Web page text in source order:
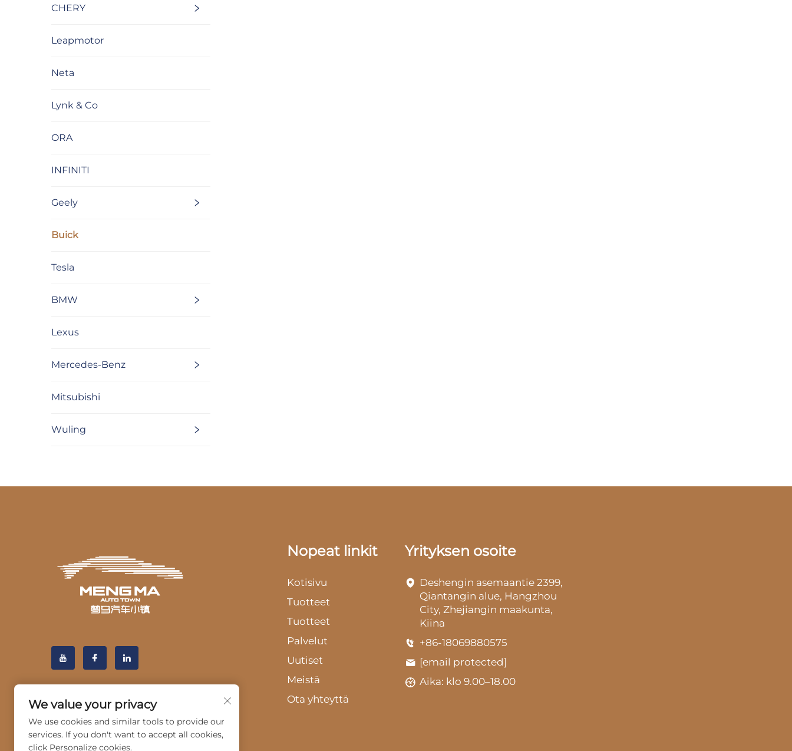
CHERY
Leapmotor
Neta
Lynk & Co
ORA
INFINITI
Geely
Buick
Tesla
BMW
Lexus
Mercedes-Benz
Mitsubishi
Wuling
Nopeat linkit
Kotisivu
Tuotteet
Tuotteet
Palvelut
Uutiset
Meistä
Ota yhteyttä
Yrityksen osoite
Deshengin asemaantie 2399,
Qiantangin alue, Hangzhou
City, Zhejiangin maakunta,
Kiina
+86-18069880575
[email protected]
Aika: klo 9.00–18.00
We value your privacy
We use cookies and similar tools to provide our
services. If you don't want to accept all cookies,
click Personalize cookies.